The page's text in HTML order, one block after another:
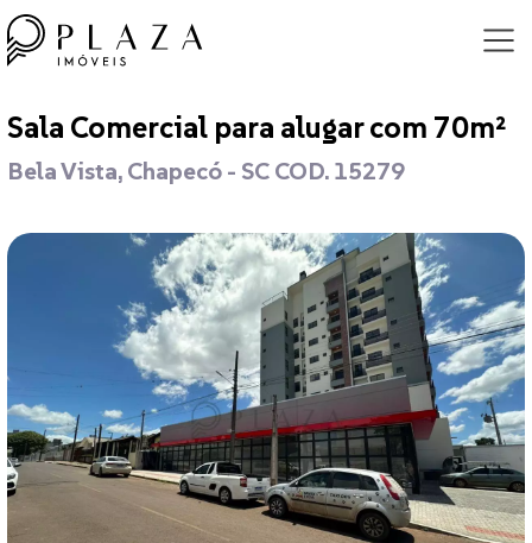
Sala Comercial para alugar com 70m²
Bela Vista, Chapecó - SC COD. 15279